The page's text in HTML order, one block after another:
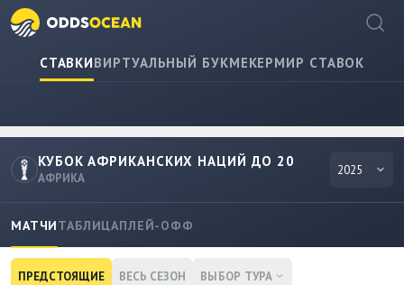
СТАВКИВИРТУАЛЬНЫЙ БУКМЕКЕРМИР СТАВОК
КУБОК АФРИКАНСКИХ НАЦИЙ ДО 20
АФРИКА
2025
МАТЧИТАБЛИЦАПЛЕЙ-ОФФ
ПРЕДСТОЯЩИЕ ВЕСЬ СЕЗОН ВЫБОР ТУРА